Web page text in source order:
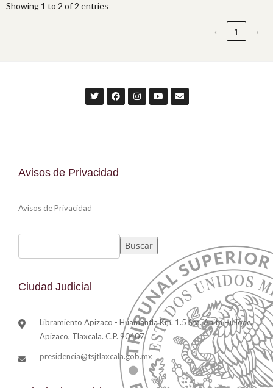
Showing 1 to 2 of 2 entries
‹ 1 ›
Avisos de Privacidad
Avisos de Privacidad
Buscar
Ciudad Judicial
Libramiento Apizaco - Huamantla Km. 1.5 Sta. Anita Huiloac,
Apizaco, Tlaxcala. C.P. 90407
presidencia@tsjtlaxcala.gob.mx